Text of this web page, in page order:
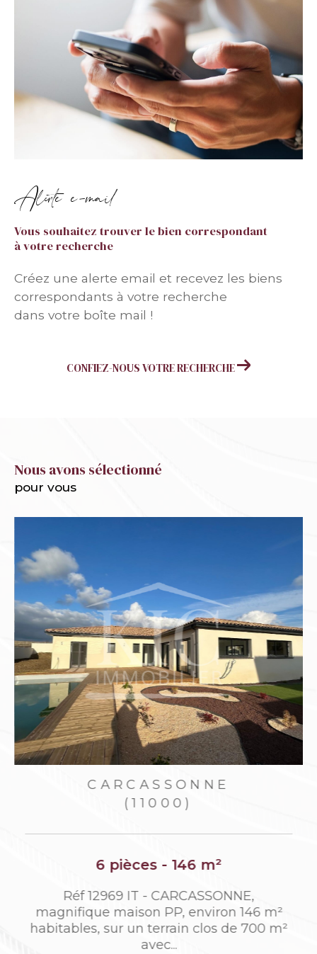
Alerte e-mail
Vous souhaitez trouver le bien correspondant
à votre recherche
Créez une alerte email et recevez les biens
correspondants à votre recherche
dans votre boîte mail !
CONFIEZ-NOUS VOTRE RECHERCHE
Nous avons sélectionné
pour vous
CARCASSONNE
(11000)
6 pièces - 146 m²
Réf 12969 IT - CARCASSONNE,
magnifique maison PP, environ 146 m²
habitables, sur un terrain clos de 700 m²
avec...